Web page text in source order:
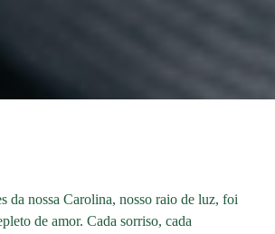
da nossa Carolina, nosso raio de luz, foi
de amor. Cada sorriso, cada